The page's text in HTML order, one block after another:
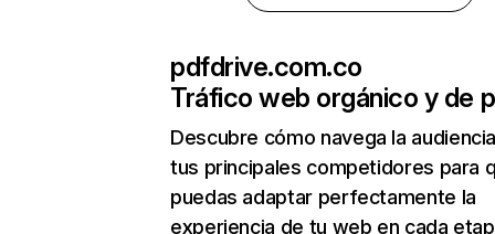
pdfdrive.com.co
Tráfico web orgánico y de
Descubre cómo navega la
tus principales competidores para
puedas adaptar perfectamente la
experiencia de tu web en cada